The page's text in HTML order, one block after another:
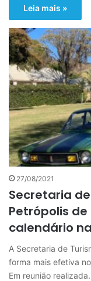
Leia mais »
27/08/2021
Secretaria
Petrópolis
calendário
A Secretaria de
forma mais efetiva
Em reunião